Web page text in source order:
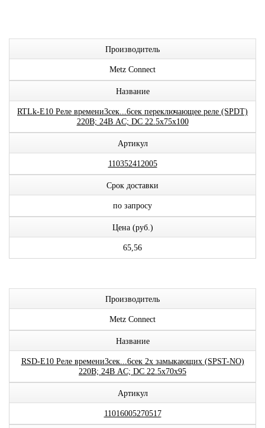
Производитель
Metz Connect
Название
RTLk-E10 Реле времени3сек...6сек переключающее реле (SPDT)
220В; 24В AC; DC 22.5x75x100
Артикул
110352412005
Срок доставки
по запросу
Цена (руб.)
65,56
Производитель
Metz Connect
Название
RSD-E10 Реле времени3сек...6сек 2x замыкающих (SPST-NO)
220В; 24В AC; DC 22.5x70x95
Артикул
11016005270517